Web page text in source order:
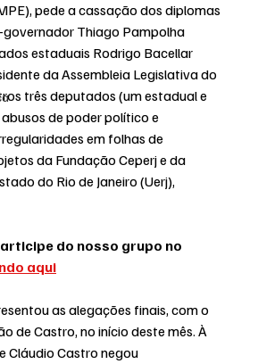
pede a cassação dos diplomas
governador Thiago Pampolha
estaduais Rodrigo Bacellar
da Assembleia Legislativa do
três deputados (um estadual e
de poder político e
em folhas de
da Fundação Ceperj e da
do Rio de Janeiro (Uerj),
aqui
as alegações finais, com o
de Castro, no início deste mês. À
Cláudio Castro negou